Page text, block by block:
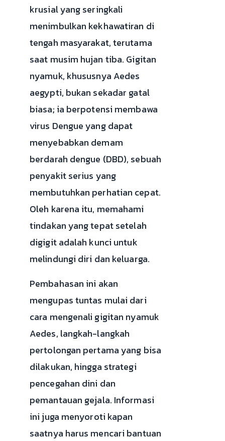
krusial yang seringkali
menimbulkan kekhawatiran di
tengah masyarakat, terutama
saat musim hujan tiba. Gigitan
nyamuk, khususnya Aedes
aegypti, bukan sekadar gatal
biasa; ia berpotensi membawa
virus Dengue yang dapat
menyebabkan demam
berdarah dengue (DBD), sebuah
penyakit serius yang
membutuhkan perhatian cepat.
Oleh karena itu, memahami
tindakan yang tepat setelah
digigit adalah kunci untuk
melindungi diri dan keluarga.
Pembahasan ini akan
mengupas tuntas mulai dari
cara mengenali gigitan nyamuk
Aedes, langkah-langkah
pertolongan pertama yang bisa
dilakukan, hingga strategi
pencegahan dini dan
pemantauan gejala. Informasi
ini juga menyoroti kapan
saatnya harus mencari bantuan